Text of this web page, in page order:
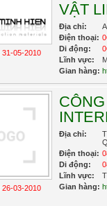
31-05-2010
VẬT
Địa chỉ:
Điện thoại:
Di động:
Lĩnh vực:
Gian hàng:
26-03-2010
Địa chỉ:
Điện thoại:
Di động:
Lĩnh vực:
Gian hàng: